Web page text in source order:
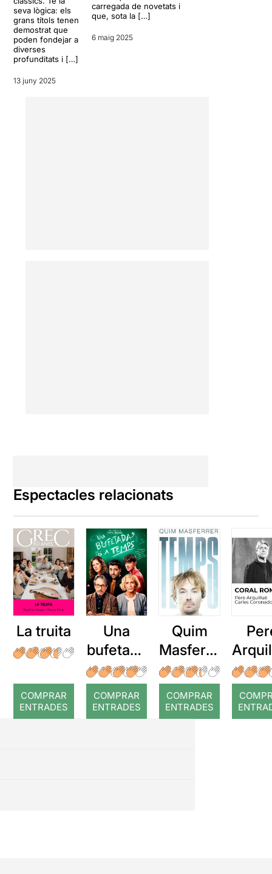
pregunta, ja que l’exigència
física i psíquica a les que
se’ls sotmet és realment
seva lògica: els
grans títols tenen
demostrat que
poden fondejar a
diverses
profunditats i […]
13 juny 2025
carregada de novetats i
que, sota la […]
6 maig 2025
Espectacles relacionats
La truita
COMPRAR
ENTRADES
Una
bufetada
a temps
COMPRAR
ENTRADES
Quim
Masferre
r: Temps
COMPRAR
ENTRADES
: